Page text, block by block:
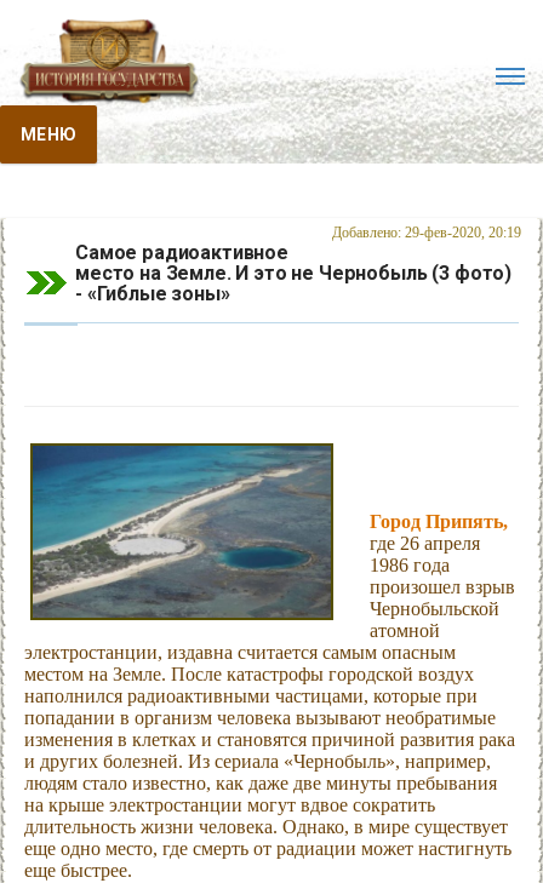
МЕНЮ
Добавлено: 29-фев-2020, 20:19
Самое радиоактивное
место на Земле. И это не Чернобыль (3 фото)
- «Гиблые зоны»
Город Припять,
где 26 апреля
1986 года
произошел взрыв
Чернобыльской
атомной
электростанции, издавна считается самым опасным
местом на Земле. После катастрофы городской воздух
наполнился радиоактивными частицами, которые при
попадании в организм человека вызывают необратимые
изменения в клетках и становятся причиной развития рака
и других болезней. Из сериала «Чернобыль», например,
людям стало известно, как даже две минуты пребывания
на крыше электростанции могут вдвое сократить
длительность жизни человека. Однако, в мире существует
еще одно место, где смерть от радиации может настигнуть
еще быстрее.